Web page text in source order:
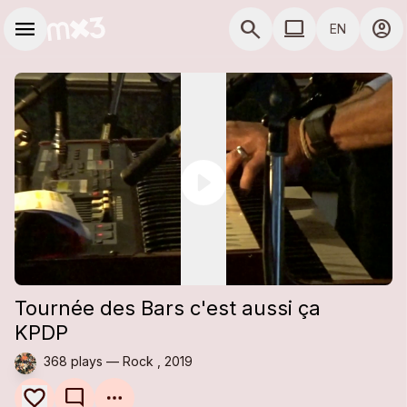
menu search COMPUTER USE
computer EN account_circle
Tournée des Bars c'est aussi ça
KPDP
368 plays — Rock , 2019
mode_comment
Add to a playlist close
Share close
Share
Embed